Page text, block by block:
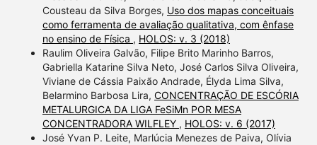
Cousteau da Silva Borges, Uso dos mapas conceituais
como ferramenta de avaliação qualitativa, com ênfase
no ensino de Física , HOLOS: v. 3 (2018)
Raulim Oliveira Galvão, Filipe Brito Marinho Barros,
Gabriella Katarine Silva Neto, José Carlos Silva Oliveira,
Viviane de Cássia Paixão Andrade, Élyda Lima Silva,
Belarmino Barbosa Lira, CONCENTRAÇÃO DE ESCÓRIA
METALURGICA DA LIGA FeSiMn POR MESA
CONCENTRADORA WILFLEY , HOLOS: v. 6 (2017)
José Yvan P. Leite, Marlúcia Menezes de Paiva, Olívia